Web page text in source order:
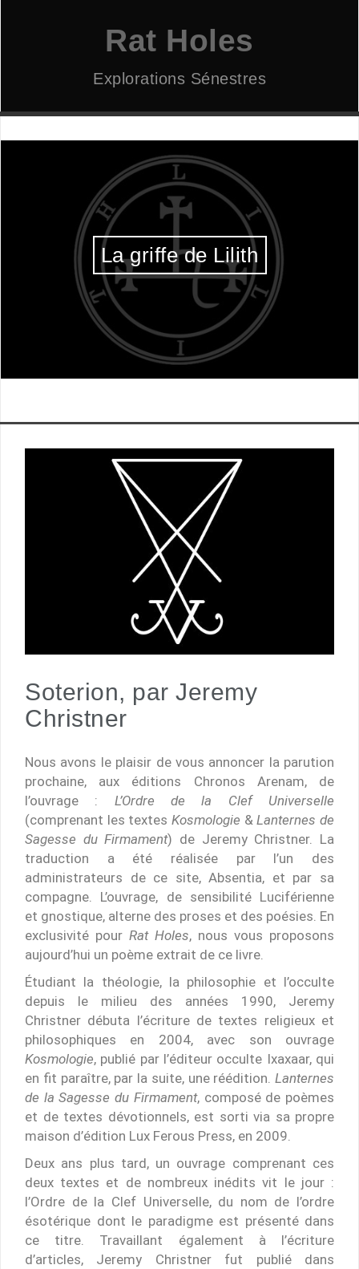
Rat Holes
Explorations Sénestres
La griffe de Lilith
Soterion, par Jeremy
Christner
Nous avons le plaisir de vous annoncer la parution
prochaine, aux éditions Chronos Arenam, de
l’ouvrage : L’Ordre de la Clef Universelle
(comprenant les textes Kosmologie &Lanternes de
Sagesse du Firmament) de Jeremy Christner. La
traduction a été réalisée par l’un des
administrateurs de ce site, Absentia, et par sa
compagne. L’ouvrage, de sensibilité Luciférienne
et gnostique, alterne des proses et des poésies. En
exclusivité pour Rat Holes, nous vous proposons
aujourd’hui un poème extrait de ce livre.
Étudiant la théologie, la philosophie et l’occulte
depuis le milieu des années 1990, Jeremy
Christner débuta l’écriture de textes religieux et
philosophiques en 2004, avec son ouvrage
Kosmologie, publié par l’éditeur occulte Ixaxaar, qui
en fit paraître, par la suite, une réédition. Lanternes
de la Sagesse du Firmament, composé de poèmes
et de textes dévotionnels, est sorti via sa propre
maison d’édition Lux Ferous Press, en 2009.
Deux ans plus tard, un ouvrage comprenant ces
deux textes et de nombreux inédits vit le jour :
l’Ordre de la Clef Universelle, du nom de l’ordre
ésotérique dont le paradigme est présenté dans
ce titre. Travaillant également à l’écriture
d’articles, Jeremy Christner fut publié dans